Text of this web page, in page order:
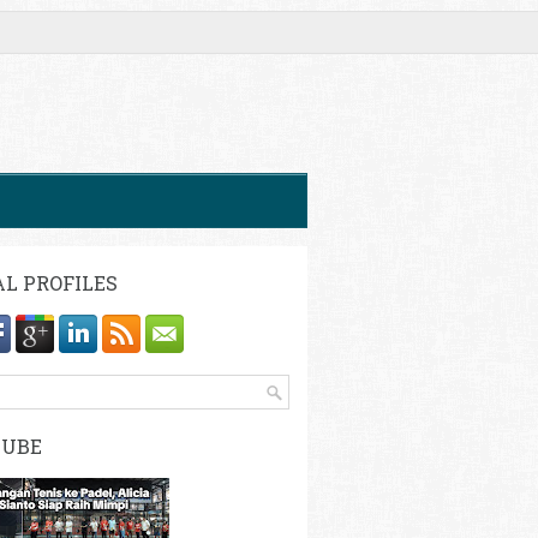
PROFILES